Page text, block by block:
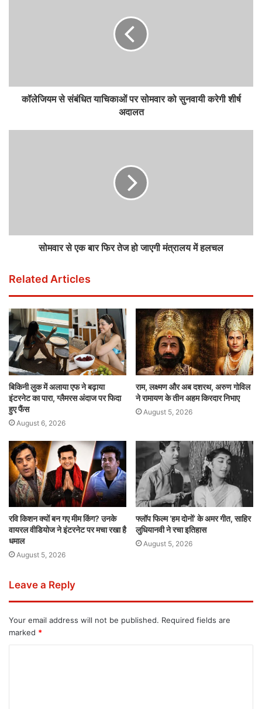
कॉलेजियम से संबंधित याचिकाओं पर सोमवार को सुनवायी करेगी शीर्ष
अदालत
सोमवार से एक बार फिर तेज हो जाएगी मंत्रालय में हलचल
Related Articles
बिकिनी लुक में अलाया एफ ने बढ़ाया
इंटरनेट का पारा, ग्लैमरस अंदाज पर फिदा
हुए फैंस
August 6, 2026
राम, लक्ष्मण और अब दशरथ, अरुण गोविल
ने रामायण के तीन अहम किरदार निभाए
August 5, 2026
रवि किशन क्यों बन गए मीम किंग? उनके
वायरल वीडियोज ने इंटरनेट पर मचा रखा है
धमाल
August 5, 2026
फ्लॉप फिल्म ‘हम दोनों’ के अमर गीत, साहिर
लुधियानवी ने रचा इतिहास
August 5, 2026
Leave a Reply
Your email address will not be published. Required fields are
marked *